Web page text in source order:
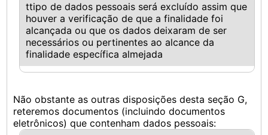
ttipo de dados pessoais será excluído assim que
houver a verificação de que a finalidade foi
alcançada ou que os dados deixaram de ser
necessários ou pertinentes ao alcance da
finalidade específica almejada
Não obstante as outras disposições desta seção G,
reteremos documentos (incluindo documentos
eletrônicos) que contenham dados pessoais: